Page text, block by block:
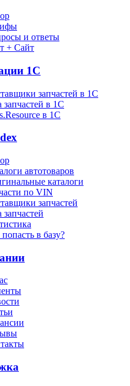
и ответы
+ Сайт
1С
запчастей в 1C
запчастей в 1С
в 1C
автотоваров
каталоги
по VIN
запчастей
запчастей
в базу?